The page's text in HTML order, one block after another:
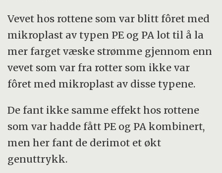
Vevet hos rottene som var blitt fôret med
mikroplast av typen PE og PA lot til å la
mer farget væske strømme gjennom enn
vevet som var fra rotter som ikke var
fôret med mikroplast av disse typene.
De fant ikke samme effekt hos rottene
som var hadde fått PE og PA kombinert,
men her fant de derimot et økt
genuttrykk.